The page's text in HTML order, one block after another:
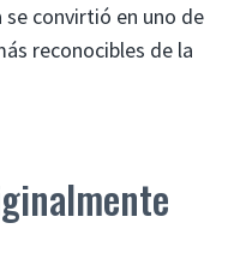
convirtió en uno de
reconocibles de la